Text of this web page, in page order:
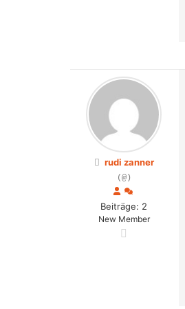
rudi zanner
(@)
Beiträge: 2
New Member